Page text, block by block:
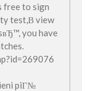
free to sign
test,В view
you have
piГ№